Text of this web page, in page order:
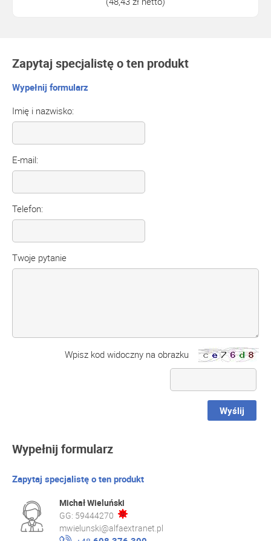
Zapytaj specjalistę o ten produkt
Wypełnij formularz
Imię i nazwisko:
E-mail:
Telefon:
Twoje pytanie
Wpisz kod widoczny na obrazku
Wyślij
Wypełnij formularz
Zapytaj specjalistę o ten produkt
Michał Wieluński
GG: 59444270
mwielunski@alfaextranet.pl